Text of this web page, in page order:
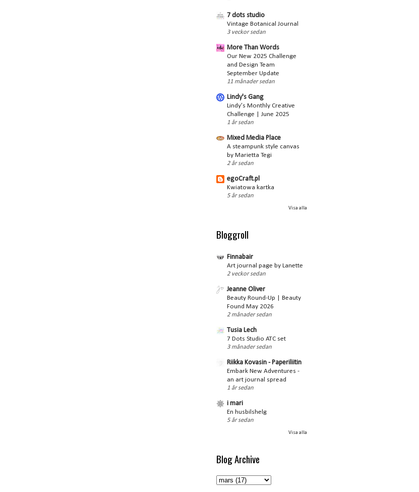
7 dots studio
Vintage Botanical Journal
3 veckor sedan
More Than Words
Our New 2025 Challenge
and Design Team
September Update
11 månader sedan
Lindy's Gang
Lindy’s Monthly Creative
Challenge | June 2025
1 år sedan
Mixed Media Place
A steampunk style canvas
by Marietta Tegi
2 år sedan
egoCraft.pl
Kwiatowa kartka
5 år sedan
Visa alla
Bloggroll
Finnabair
Art journal page by Lanette
2 veckor sedan
Jeanne Oliver
Beauty Round-Up | Beauty
Found May 2026
2 månader sedan
Tusia Lech
7 Dots Studio ATC set
3 månader sedan
Riikka Kovasin - Paperiliitin
Embark New Adventures -
an art journal spread
1 år sedan
i mari
En husbilshelg
5 år sedan
Visa alla
Blog Archive